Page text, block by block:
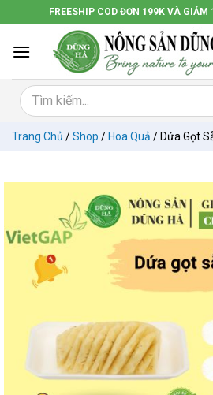
đến
dung
FREESHIP COD ĐƠN 199K VÀ GIẢM
Trang Chủ /Shop / Hoa Quả / Dứa Gọt